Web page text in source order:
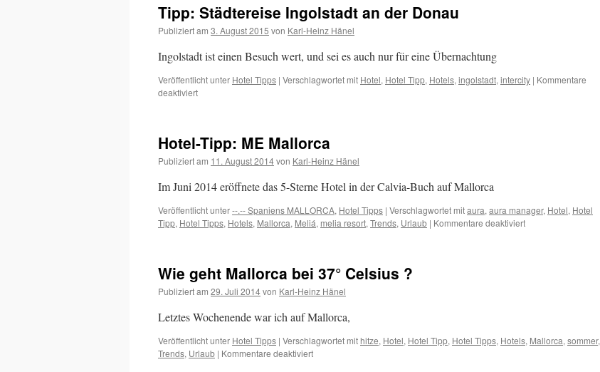
Blaue
KUBUS
in
Karlsruhe
Tipp: Städtereise Ingolstadt an der Donau
Publiziert am 3. August 2015 von Karl-Heinz Hänel
Ingolstadt ist einen Besuch wert, und sei es auch nur für eine Übernachtung
Veröffentlicht unter Hotel Tipps | Verschlagwortet mit Hotel, Hotel Tipp, Hotels, ingolstadt, intercity | Kommentare
deaktiviertfür
an
Donau
Hotel-Tipp: ME Mallorca
Publiziert am 11. August 2014von Karl-Heinz Hänel
Im Juni 2014 eröffnete das 5-Sterne Hotel in der Calvia-Buch auf Mallorca
Veröffentlicht unter--.-- Spaniens MALLORCA, Hotel Tipps | Verschlagwortet mitaura, aura manager, Hotel, Hotel
Tipp, Hotel Tipps, Hotels, Mallorca, Meliá, melia resort, Trends, Urlaub | Kommentare deaktiviertfür
Wie geht Mallorca bei 37° Celsius ?
Publiziert am 29. Juli 2014von Karl-Heinz Hänel
Letztes Wochenende war ich auf Mallorca,
Veröffentlicht unter Hotel Tipps | Verschlagwortet mit hitze, Hotel, Hotel Tipp, Hotel Tipps, Hotels, Mallorca, sommer,
Trends, Urlaub | Kommentare deaktiviertfür